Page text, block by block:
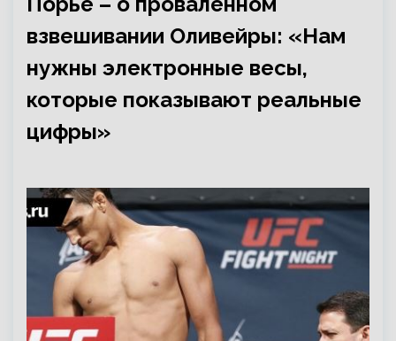
взвешивании Оливейры: «Нам
нужны электронные весы,
которые показывают реальные
цифры»